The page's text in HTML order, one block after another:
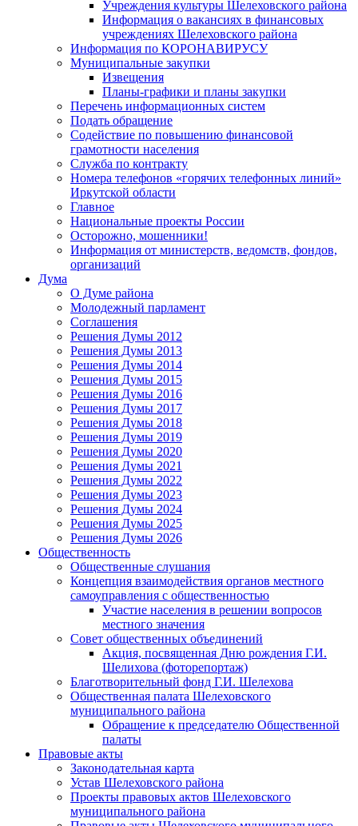
Учреждения культуры Шелеховского района
Информация о вакансиях в финансовых
учреждениях Шелеховского района
Информация по КОРОНАВИРУСУ
Муниципальные закупки
Извещения
Планы-графики и планы закупки
Перечень информационных систем
Подать обращение
Содействие по повышению финансовой
грамотности населения
Служба по контракту
Номера телефонов «горячих телефонных линий»
Иркутской области
Главное
Национальные проекты России
Осторожно, мошенники!
Информация от министерств, ведомств, фондов,
организаций
Дума
О Думе района
Молодежный парламент
Соглашения
Решения Думы 2012
Решения Думы 2013
Решения Думы 2014
Решения Думы 2015
Решения Думы 2016
Решения Думы 2017
Решения Думы 2018
Решения Думы 2019
Решения Думы 2020
Решения Думы 2021
Решения Думы 2022
Решения Думы 2023
Решения Думы 2024
Решения Думы 2025
Решения Думы 2026
Общественность
Общественные слушания
Концепция взаимодействия органов местного
самоуправления с общественностью
Участие населения в решении вопросов
местного значения
Совет общественных объединений
Акция, посвященная Дню рождения Г.И.
Шелихова (фоторепортаж)
Благотворительный фонд Г.И. Шелехова
Общественная палата Шелеховского
муниципального района
Обращение к председателю Общественной
палаты
Правовые акты
Законодательная карта
Устав Шелеховского района
Проекты правовых актов Шелеховского
муниципального района